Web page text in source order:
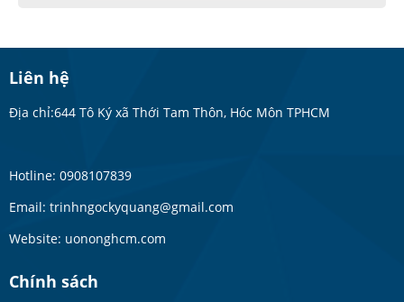
Liên hệ
Địa chỉ:644 Tô Ký xã Thới Tam Thôn, Hóc Môn TPHCM
Hotline: 0908107839
Email: trinhngockyquang@gmail.com
Website: uononghcm.com
Chính sách